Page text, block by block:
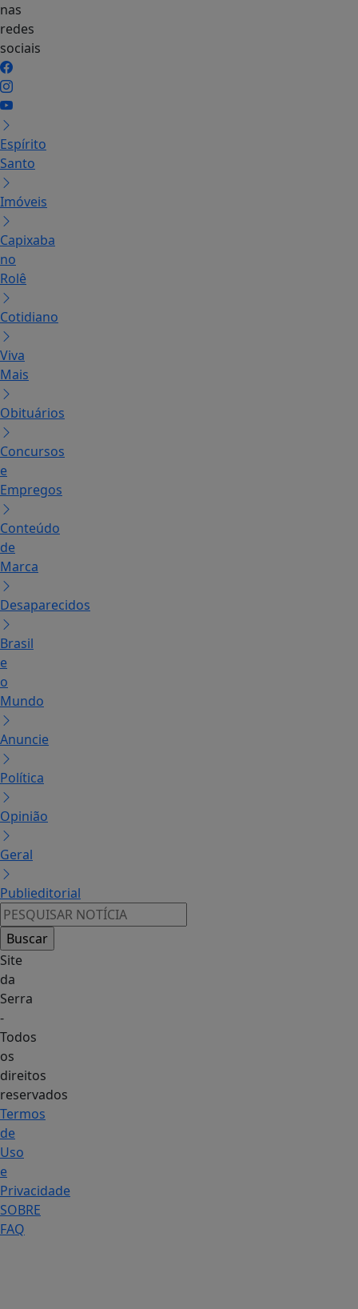
nas
redes
sociais
Espírito
Santo
Imóveis
Capixaba
no
Rolê
Cotidiano
Viva
Mais
Obituários
Concursos
e
Empregos
Conteúdo
de
Marca
Desaparecidos
Brasil
e
o
Mundo
Anuncie
Política
Opinião
Geral
Publieditorial
Site
da
Serra
-
Todos
os
direitos
reservados
Termos
de
Uso
e
Privacidade
SOBRE
FAQ